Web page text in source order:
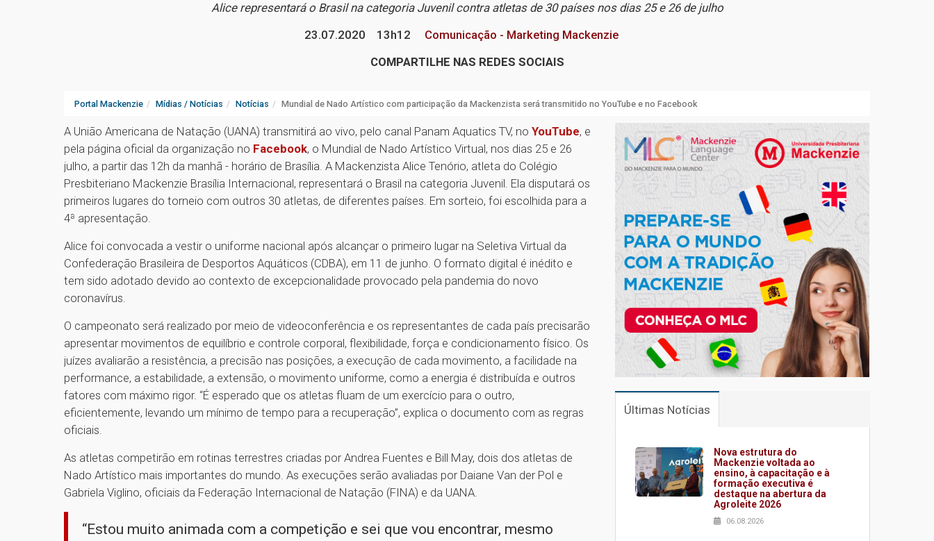
Alice representará o Brasil na categoria Juvenil contra atletas de 30 países nos dias 25 e 26 de julho
23.07.2020
13h12
Comunicação - Marketing Mackenzie
COMPARTILHE NAS REDES SOCIAIS
Portal Mackenzie Mídias / Notícias Notícias Mundial de Nado Artístico com participação da Mackenzista será transmitido no YouTube e no Facebook
A União Americana de Natação (UANA) transmitirá ao vivo, pelo canal Panam Aquatics TV, no YouTube, e
pela página oficial da organização no Facebook, o Mundial de Nado Artístico Virtual, nos dias 25 e 26
julho, a partir das 12h da manhã - horário de Brasília. A Mackenzista Alice Tenório, atleta do Colégio
Presbiteriano Mackenzie Brasília Internacional, representará o Brasil na categoria Juvenil. Ela disputará os
primeiros lugares do torneio com outros 30 atletas, de diferentes países. Em sorteio, foi escolhida para a
4ª apresentação.
Alice foi convocada a vestir o uniforme nacional após alcançar o primeiro lugar na Seletiva Virtual da
Confederação Brasileira de Desportos Aquáticos (CDBA), em 11 de junho. O formato digital é inédito e
tem sido adotado devido ao contexto de excepcionalidade provocado pela pandemia do novo
coronavírus.
O campeonato será realizado por meio de videoconferência e os representantes de cada país precisarão
apresentar movimentos de equilíbrio e controle corporal, flexibilidade, força e condicionamento físico. Os
juízes avaliarão a resistência, a precisão nas posições, a execução de cada movimento, a facilidade na
performance, a estabilidade, a extensão, o movimento uniforme, como a energia é distribuída e outros
fatores com máximo rigor. “É esperado que os atletas fluam de um exercício para o outro,
eficientemente, levando um mínimo de tempo para a recuperação”, explica o documento com as regras
oficiais.
As atletas competirão em rotinas terrestres criadas por Andrea Fuentes e Bill May, dois dos atletas de
Nado Artístico mais importantes do mundo. As execuções serão avaliadas por Daiane Van der Pol e
Gabriela Viglino, oficiais da Federação Internacional de Natação (FINA) e da UANA.
“Estou muito animada com a competição e sei que vou encontrar, mesmo
Últimas Notícias
Nova estrutura do
Mackenzie voltada ao
ensino, à capacitação e à
formação executiva é
destaque na abertura da
Agroleite 2026
06.08.2026